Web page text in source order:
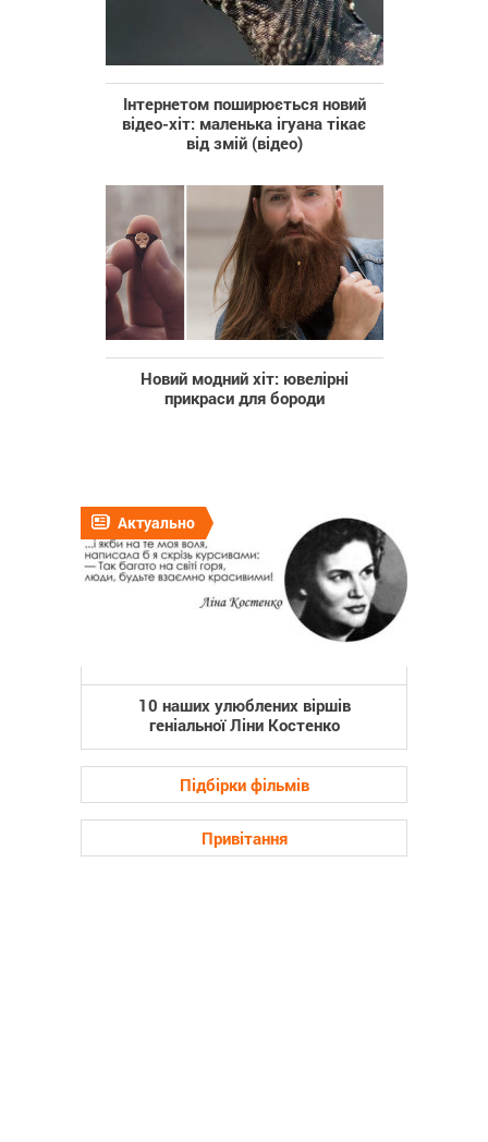
Інтернетом поширюється новий
відео-хіт: маленька ігуана тікає
від змій (відео)
Новий модний хіт: ювелірні
прикраси для бороди
Актуально
10 наших улюблених віршів
геніальної Ліни Костенко
Підбірки фільмів
Привітання